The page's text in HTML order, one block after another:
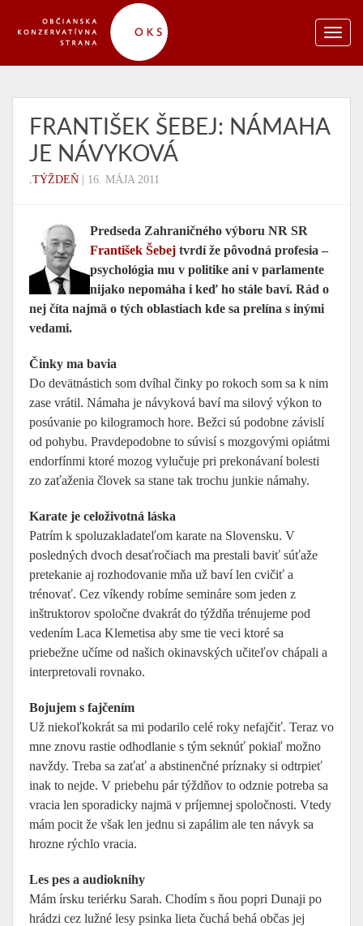
FRANTIŠEK ŠEBEJ: NÁMAHA
JE NÁVYKOVÁ
.TÝŽDEŇ 16. MÁJA 2011
Predseda Zahraničného výboru NR SR
František Šebej tvrdí že pôvodná profesia –
psychológia mu v politike ani v parlamente
nijako nepomáha i keď ho stále baví. Rád o
nej číta najmä o tých oblastiach kde sa prelína s inými
vedami.
Činky ma bavia
Do devätnástich som dvíhal činky po rokoch som sa k nim
zase vrátil. Námaha je návyková baví ma silový výkon to
posúvanie po kilogramoch hore. Bežci sú podobne závislí
od pohybu. Pravdepodobne to súvisí s mozgovými opiátmi
endorfínmi ktoré mozog vylučuje pri prekonávaní bolesti
zo zaťaženia človek sa stane tak trochu junkie námahy.
Karate je celoživotná láska
Patrím k spoluzakladateľom karate na Slovensku. V
posledných dvoch desaťročiach ma prestali baviť súťaže
pretekanie aj rozhodovanie mňa už baví len cvičiť a
trénovať. Cez víkendy robíme semináre som jeden z
inštruktorov spoločne dvakrát do týždňa trénujeme pod
vedením Laca Klemetisa aby sme tie veci ktoré sa
priebežne učíme od našich okinavských učiteľov chápali a
interpretovali rovnako.
Bojujem s fajčením
Už niekoľkokrát sa mi podarilo celé roky nefajčiť. Teraz vo
mne znovu rastie odhodlanie s tým seknúť pokiaľ možno
navždy. Treba sa zaťať a abstinenčné príznaky si odtrpieť
inak to nejde. V priebehu pár týždňov to odznie potreba sa
vracia len sporadicky najmä v príjemnej spoločnosti. Vtedy
mám pocit že však len jednu si zapálim ale ten návyk sa
hrozne rýchlo vracia.
Les pes a audioknihy
Mám írsku teriérku Sarah. Chodím s ňou popri Dunaji po
hrádzi cez lužné lesy psinka lieta čuchá behá občas jej